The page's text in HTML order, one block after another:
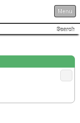
Menu
Search